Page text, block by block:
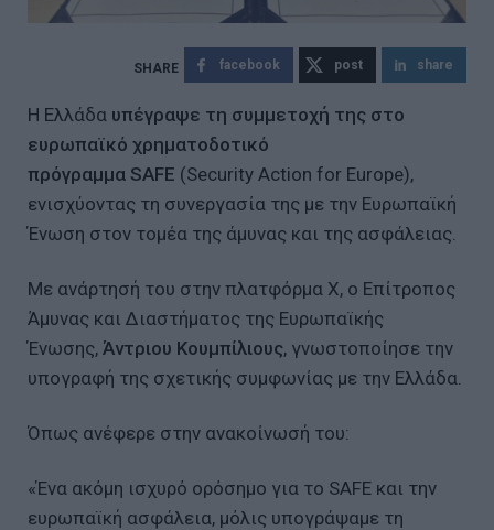
facebook post share
Η Ελλάδα υπέγραψε τη συμμετοχή της στο
ευρωπαϊκό χρηματοδοτικό
πρόγραμμα SAFE (Security Action for Europe),
ενισχύοντας τη συνεργασία της με την Ευρωπαϊκή
Ένωση στον τομέα της άμυνας και της ασφάλειας.
Με ανάρτησή του στην πλατφόρμα Χ, ο Επίτροπος
Άμυνας και Διαστήματος της Ευρωπαϊκής
Ένωσης, Άντριου Κουμπίλιους, γνωστοποίησε την
υπογραφή της σχετικής συμφωνίας με την Ελλάδα.
Όπως ανέφερε στην ανακοίνωσή του:
«Ένα ακόμη ισχυρό ορόσημο για το SAFE και την
ευρωπαϊκή ασφάλεια, μόλις υπογράψαμε τη